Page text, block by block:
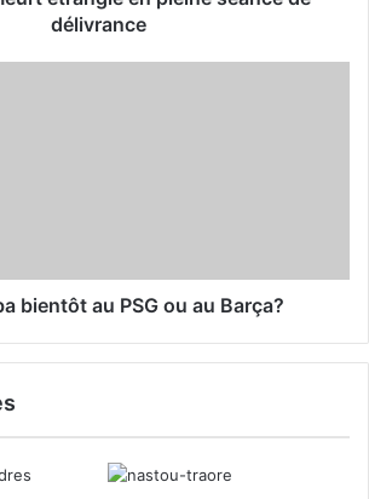
délivrance
bientôt au PSG ou au Barça?